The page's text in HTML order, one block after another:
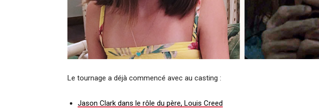
Le tournage a déjà commencé avec au casting :
Jason Clark dans le rôle du père, Louis Creed